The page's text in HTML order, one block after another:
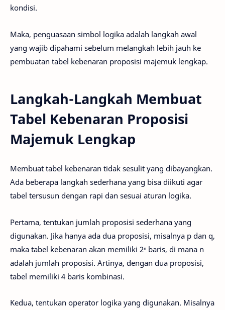
kondisi.
Maka, penguasaan simbol logika adalah langkah awal
yang wajib dipahami sebelum melangkah lebih jauh ke
pembuatan tabel kebenaran proposisi majemuk lengkap.
Langkah-Langkah Membuat
Tabel Kebenaran Proposisi
Majemuk Lengkap
Membuat tabel kebenaran tidak sesulit yang dibayangkan.
Ada beberapa langkah sederhana yang bisa diikuti agar
tabel tersusun dengan rapi dan sesuai aturan logika.
Pertama, tentukan jumlah proposisi sederhana yang
digunakan. Jika hanya ada dua proposisi, misalnya p dan q,
maka tabel kebenaran akan memiliki 2ⁿ baris, di mana n
adalah jumlah proposisi. Artinya, dengan dua proposisi,
tabel memiliki 4 baris kombinasi.
Kedua, tentukan operator logika yang digunakan. Misalnya